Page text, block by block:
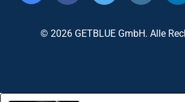
© 2026 GETBLUE GmbH. Alle